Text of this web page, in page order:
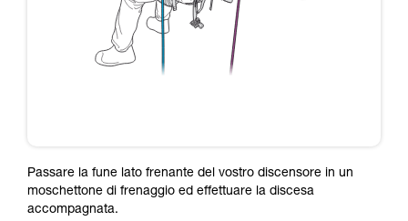
Passare la fune lato frenante del vostro discensore in un
moschettone di frenaggio ed effettuare la discesa
accompagnata.